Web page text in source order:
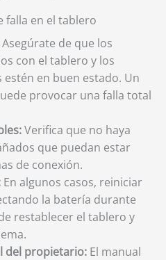
falla en el tablero
Asegúrate de que los
con el tablero y los
en buen estado. Un
provocar una falla total
Verifica que no haya
que puedan estar
de conexión.
En algunos casos, reiniciar
la batería durante
restablecer el tablero y
del propietario: El manual